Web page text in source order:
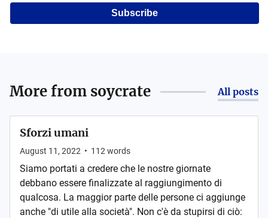
Subscribe
More from soycrate All posts
Sforzi umani
August 11, 2022 • 112 words
Siamo portati a credere che le nostre giornate
debbano essere finalizzate al raggiungimento di
qualcosa. La maggior parte delle persone ci aggiunge
anche "di utile alla società". Non c'è da stupirsi di ciò: